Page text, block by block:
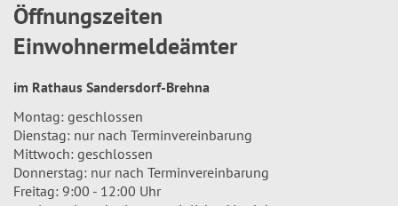
Öffnungszeiten
Einwohnermeldeämter
im Rathaus Sandersdorf-Brehna
Montag: geschlossen
Dienstag: nur nach Terminvereinbarung
Mittwoch: geschlossen
Donnerstag: nur nach Terminvereinbarung
Freitag: 9:00 - 12:00 Uhr